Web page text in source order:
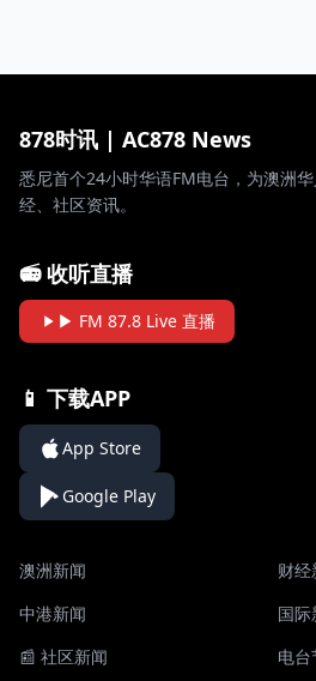
878时讯 | AC878 News
悉尼首个24小时华语FM电台，为澳洲
经、社区资讯。
📻 收听直播
▶ FM 87.8 Live 直播
📱 下载APP
App Store
Google Play
澳洲新闻
财经
中港新闻
国际
📰 社区新闻
电台